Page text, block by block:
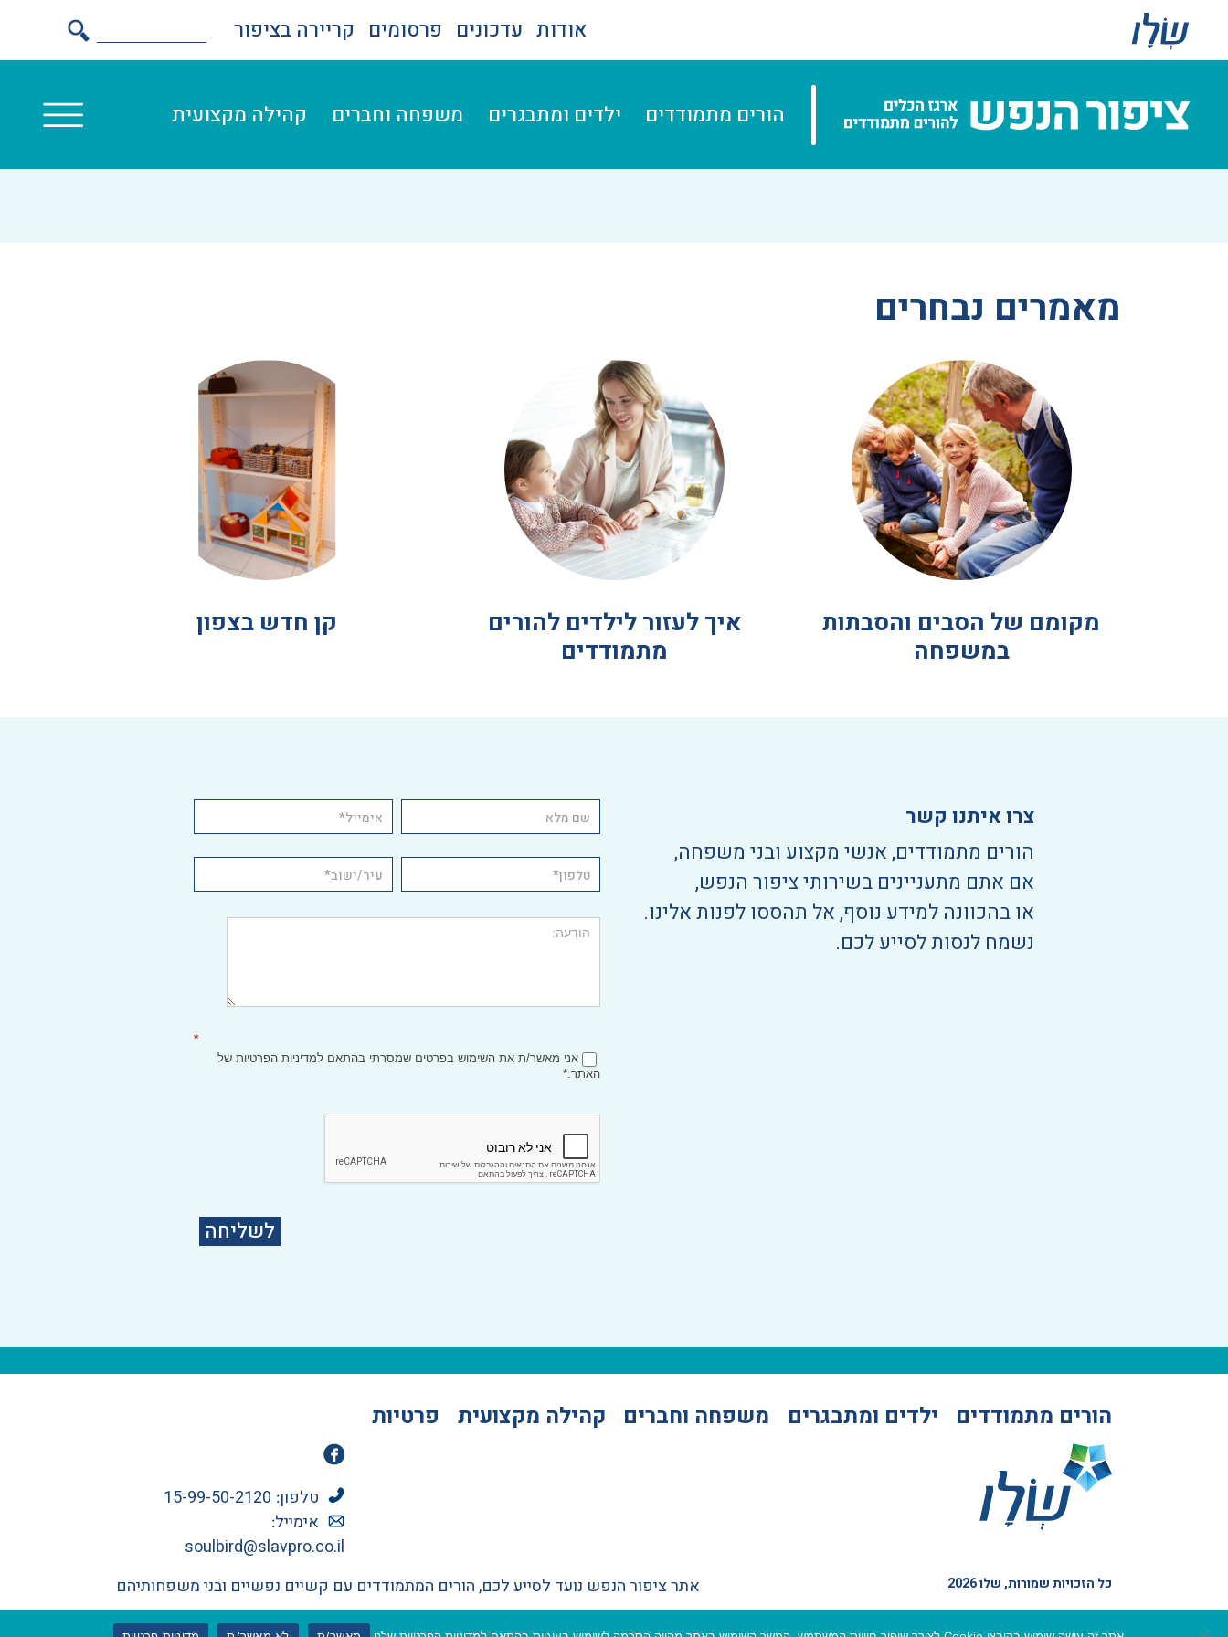
אודות עדכונים פרסומים קריירה בציפור
הורים מתמודדים ילדים ומתבגרים משפחה וחברים קהילה מקצועית
מאמרים נבחרים
מקומם של הסבים והסבתות
במשפחה
איך לעזור לילדים להורים
מתמודדים
קן חדש בצפון
צרו איתנו קשר
הורים מתמודדים, אנשי מקצוע ובני משפחה,
אם אתם מתעניינים בשירותי ציפור הנפש,
או בהכוונה למידע נוסף, אל תהססו לפנות אלינו.
נשמח לנסות לסייע לכם.
*
אני מאשר/ת את השימוש בפרטים שמסרתי בהתאם למדיניות הפרטיותשל
האתר.*
לשליחה
הורים מתמודדים ילדים ומתבגרים משפחה וחברים קהילה מקצועית פרטיות
טלפון:
15-99-50-2120
אימייל:
soulbird@slavpro.co.il
כל הזכויות שמורות, שלו 2026 אתר ציפור הנפש נועד לסייע לכם, הורים המתמודדים עם קשיים נפשיים ובני משפחותיהם
עיצוב ואפיון: Curly Black פיתוח אתר: אטי הדר